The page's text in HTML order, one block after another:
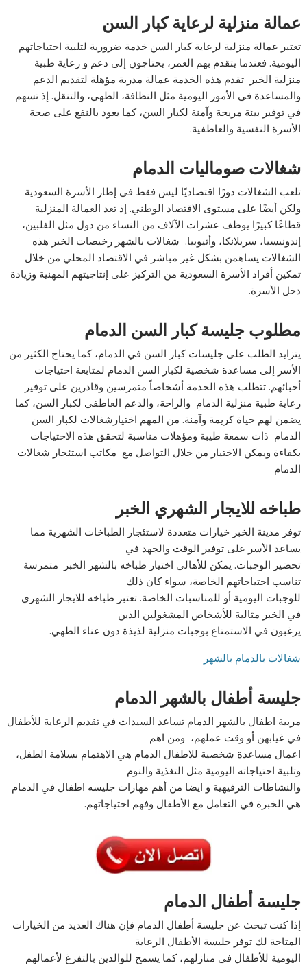
عمالة منزلية لرعاية كبار السن
تعتبر عمالة منزلية لرعاية كبار السن خدمة ضرورية لتلبية احتياجاتهم
اليومية. فعندما يتقدم بهم العمر، يحتاجون إلى دعم و رعاية طبية
منزلية الخبر تقدم هذه الخدمة عمالة مدربة مؤهلة لتقديم الدعم
والمساعدة في الأمور اليومية مثل النظافة، الطهي، والتنقل. إذ تسهم
في توفير بيئة مريحة وآمنة لكبار السن، كما يعود بالنفع على صحة
الأسرة النفسية والعاطفية.
شغالات صوماليات الدمام
تلعب الشغالات دورًا اقتصاديًا ليس فقط في إطار الأسرة السعودية
ولكن أيضًا على مستوى الاقتصاد الوطني. إذ تعد العمالة المنزلية
قطاعًا كبيرًا يوظف عشرات الآلاف من النساء من دول مثل الفلبين،
إندونيسيا، سريلانكا، وأثيوبيا. شغالات بالشهر رخيصات الخبر هذه
الشغالات يساهمن بشكل غير مباشر في الاقتصاد المحلي من خلال
تمكين أفراد الأسرة السعودية من التركيز على إنتاجيتهم المهنية وزيادة
دخل الأسرة.
مطلوب جليسة كبار السن الدمام
يتزايد الطلب على جليسات كبار السن في الدمام، كما يحتاج الكثير من
الأسر إلى مساعدة شخصية لكبار السن الدمام لمتابعة احتياجات
أحبائهم. تتطلب هذه الخدمة أشخاصاً متمرسين وقادرين على توفير
رعاية طبية منزلية الدمام والراحة، والدعم العاطفي لكبار السن، كما
يضمن لهم حياة كريمة وآمنة. من المهم اختيارشغالات لكبار السن
الدمام ذات سمعة طيبة ومؤهلات مناسبة لتحقق هذه الاحتياجات
بكفاءة ويمكن الاختيار من خلال التواصل مع مكاتب استئجار شغالات
الدمام
طباخه للايجار الشهري الخبر
توفر مدينة الخبر خيارات متعددة لاستئجار الطباخات الشهرية مما
يساعد الأسر على توفير الوقت والجهد في
تحضير الوجبات. يمكن للأهالي اختيار طباخه بالشهر الخبر متمرسة
تناسب احتياجاتهم الخاصة، سواء كان ذلك
للوجبات اليومية أو للمناسبات الخاصة. تعتبر طباخه للايجار الشهري
في الخبر مثالية للأشخاص المشغولين الذين
يرغبون في الاستمتاع بوجبات منزلية لذيذة دون عناء الطهي.
شغالات بالدمام بالشهر
جليسة أطفال بالشهر الدمام
مربية اطفال بالشهر الدمام تساعد السيدات في تقديم الرعاية للأطفال
في غيابهن أو وقت عملهم، ومن اهم
اعمال مساعدة شخصية للاطفال الدمام هي الاهتمام بسلامة الطفل،
وتلبية احتياجاته اليومية مثل التغذية والنوم
والنشاطات الترفيهية و ايضا من أهم مهارات جليسه اطفال في الدمام
هي الخبرة في التعامل مع الأطفال وفهم احتياجاتهم.
جليسة أطفال الدمام
إذا كنت تبحث عن جليسة أطفال الدمام فإن هناك العديد من الخيارات
المتاحة لك توفر جليسة الأطفال الرعاية
اليومية للأطفال في منازلهم، كما يسمح للوالدين بالتفرغ لأعمالهم